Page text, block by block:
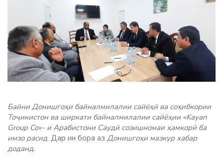
Байни Донишгоҳи байналмилалии сайёҳӣ ва соҳибкории
Тоҷикистон ва ширкати байналмилалии сайёҳии «Kayan
Group Co»- и Арабистони Саудӣ созишномаи ҳамкорӣ ба
имзо расид. Дар ин бора аз Донишгоҳи мазкур хабар
доданд.